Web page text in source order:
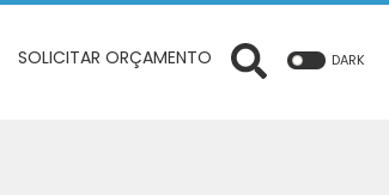
SOLICITAR ORÇAMENTO DARK